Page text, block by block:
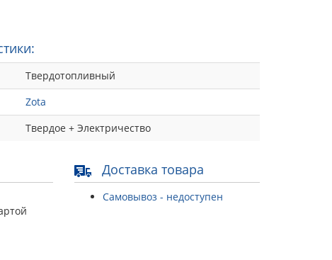
Твердотопливный
Zota
Твердое + Электричество
Доставка товара
Самовывоз - недоступен